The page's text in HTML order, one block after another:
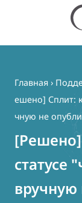
содержимому
Главная ›
ешено] Сплит:
чную не
[Решено]
статусе
вручную